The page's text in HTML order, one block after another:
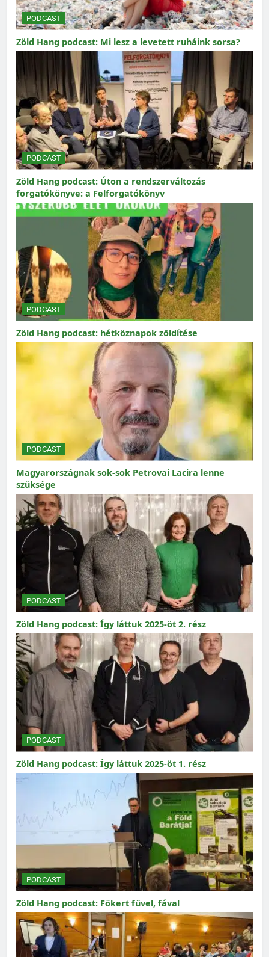
PODCAST
Zöld Hang podcast: Mi lesz a levetett ruháink sorsa?
PODCAST
Zöld Hang podcast: Úton a rendszerváltozás
forgatókönyve: a Felforgatókönyv
PODCAST
Zöld Hang podcast: hétköznapok zöldítése
PODCAST
Magyarországnak sok-sok Petrovai Lacira lenne
szüksége
PODCAST
Zöld Hang podcast: Így láttuk 2025-öt 2. rész
PODCAST
Zöld Hang podcast: Így láttuk 2025-öt 1. rész
PODCAST
Zöld Hang podcast: Főkert fűvel, fával